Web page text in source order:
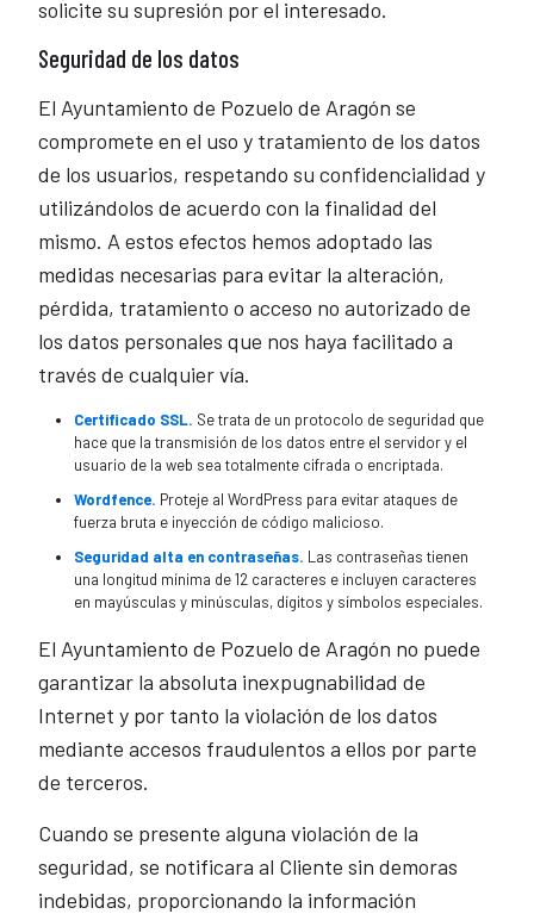
solicite su supresión por el interesado.
Seguridad de los datos
El Ayuntamiento de Pozuelo de Aragón se
compromete en el uso y tratamiento de los datos
de los usuarios, respetando su confidencialidad y
utilizándolos de acuerdo con la finalidad del
mismo. A estos efectos hemos adoptado las
medidas necesarias para evitar la alteración,
pérdida, tratamiento o acceso no autorizado de
los datos personales que nos haya facilitado a
través de cualquier vía.
Certificado SSL. Se trata de un protocolo de seguridad que
hace que la transmisión de los datos entre el servidor y el
usuario de la web sea totalmente cifrada o encriptada.
Wordfence. Proteje al WordPress para evitar ataques de
fuerza bruta e inyección de código malicioso.
Seguridad alta en contraseñas. Las contraseñas tienen
una longitud mínima de 12 caracteres e incluyen caracteres
en mayúsculas y minúsculas, dígitos y símbolos especiales.
El Ayuntamiento de Pozuelo de Aragón no puede
garantizar la absoluta inexpugnabilidad de
Internet y por tanto la violación de los datos
mediante accesos fraudulentos a ellos por parte
de terceros.
Cuando se presente alguna violación de la
seguridad, se notificara al Cliente sin demoras
indebidas, proporcionando la información